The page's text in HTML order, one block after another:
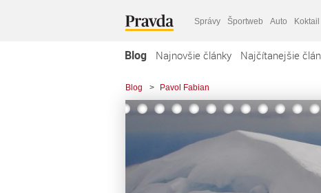
Správy Športweb Auto Koktail
Blog Najnovšie články Najčítanejšie
Blog > Pavol Fabian